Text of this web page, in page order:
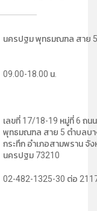
นครปฐม พุทธมณฑล สาย 5
09.00-18.00 น.
เลขที่ 17/18-19 หมู่ที่ 6 ถนน
พุทธมณฑล สาย 5 ตำบลบา
กระทึก อำเภอสามพราน จัง
นครปฐม 73210
02-482-1325-30 ต่อ